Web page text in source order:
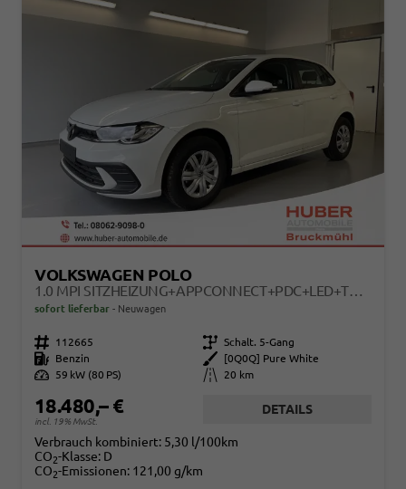
VOLKSWAGEN POLO
1.0 MPI SITZHEIZUNG+APPCONNECT+PDC+LED+TOUCH+LICHTSENSOR+MULTILENKRAD
sofort lieferbar Neuwagen
Fahrzeugnr. 112665 Getriebe Schalt. 5-Gang
Kraftstoff
Benzin Außenfarbe
[0Q0Q] Pure White
Leistung
59 kW (80 PS) Kilometerstand 20 km
18.480,– €
incl. 19% MwSt.
DETAILS
Verbrauch kombiniert: 5,30 l/100km
CO2-Klasse: D
CO2-Emissionen: 121,00 g/km